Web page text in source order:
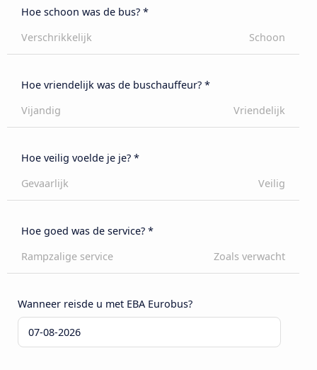
Hoe schoon was de bus? *
Verschrikkelijk
Schoon
Hoe vriendelijk was de buschauffeur? *
Vijandig
Vriendelijk
Hoe veilig voelde je je? *
Gevaarlijk
Veilig
Hoe goed was de service? *
Rampzalige service
Zoals verwacht
Wanneer reisde u met EBA Eurobus?